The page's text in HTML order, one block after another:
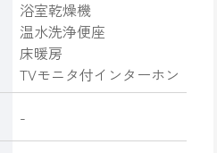
浴室乾燥機
温水洗浄便座
床暖房
TVモニタ付インターホン
-